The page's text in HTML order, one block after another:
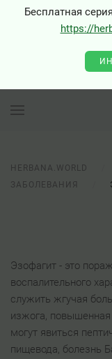
Бесплатная
https://
HERBANA.WORLD
ЗАБОЛЕВАНИЯ
Эзофагит - это
воспалительного
служить жгучая
изжога,
могут явиться
пищевода, болезнь